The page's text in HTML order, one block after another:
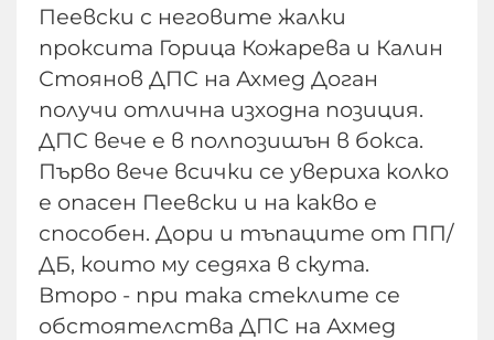
Пеевски с неговите жалки
проксита Горица Кожарева и Калин
Стоянов ДПС на Ахмед Доган
получи отлична изходна позиция.
ДПС вече е в полпозишън в бокса.
Първо вече всички се увериха колко
е опасен Пеевски и на какво е
способен. Дори и тъпаците от ПП/
ДБ, които му седяха в скута.
Второ - при така стеклите се
обстоятелства ДПС на Ахмед